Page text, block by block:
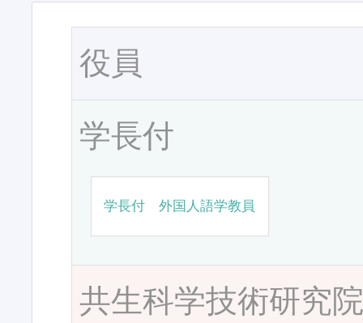
役員
学長付
学長付 外国人語学教員
共生科学技術研究